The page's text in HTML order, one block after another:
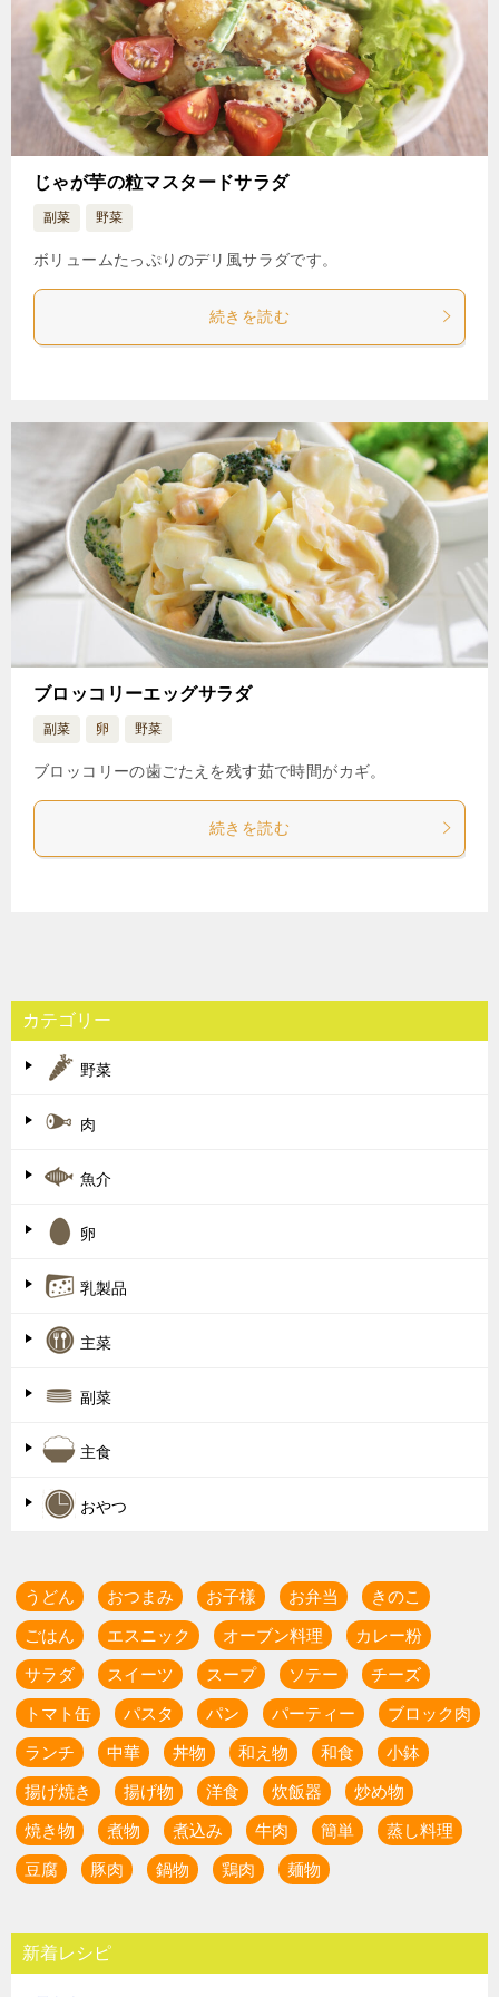
じゃが芋の粒マスタードサラダ
副菜 野菜
ボリュームたっぷりのデリ風サラダです。
続きを読む
ブロッコリーエッグサラダ
副菜 卵 野菜
ブロッコリーの歯ごたえを残す茹で時間がカギ。
続きを読む
カテゴリー
野菜
肉
魚介
卵
乳製品
主菜
副菜
主食
おやつ
うどん おつまみ お子様 お弁当 きのこ
ごはん エスニック オーブン料理 カレー粉
サラダ スイーツ スープ ソテー チーズ
トマト缶 パスタ パン パーティー ブロック肉
ランチ 中華 丼物 和え物 和食 小鉢
揚げ焼き 揚げ物 洋食 炊飯器 炒め物
焼き物 煮物 煮込み 牛肉 簡単 蒸し料理
豆腐 豚肉 鍋物 鶏肉 麺物
新着レシピ